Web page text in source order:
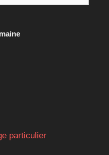
particulier